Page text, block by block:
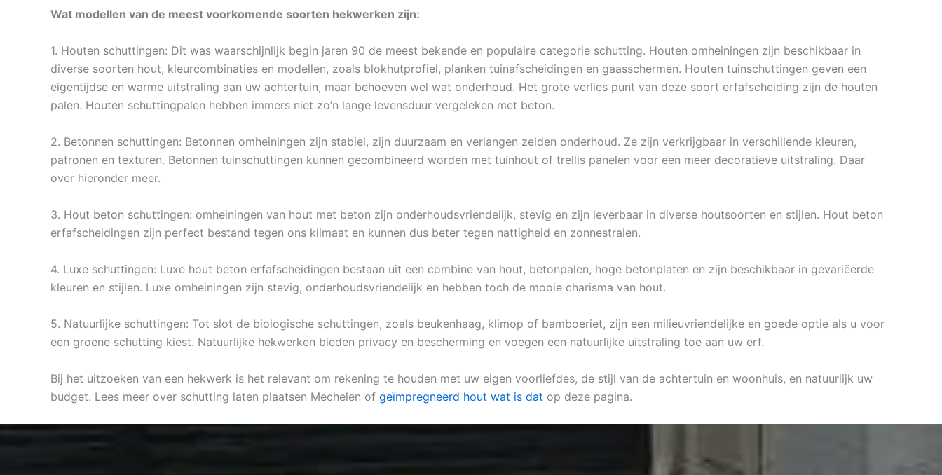
Wat modellen van de meest voorkomende soorten hekwerken zijn:
1. Houten schuttingen: Dit was waarschijnlijk begin jaren 90 de meest bekende en populaire categorie schutting. Houten omheiningen zijn beschikbaar in
diverse soorten hout, kleurcombinaties en modellen, zoals blokhutprofiel, planken tuinafscheidingen en gaasschermen. Houten tuinschuttingen geven een
eigentijdse en warme uitstraling aan uw achtertuin, maar behoeven wel wat onderhoud. Het grote verlies punt van deze soort erfafscheiding zijn de houten
palen. Houten schuttingpalen hebben immers niet zo’n lange levensduur vergeleken met beton.
2. Betonnen schuttingen: Betonnen omheiningen zijn stabiel, zijn duurzaam en verlangen zelden onderhoud. Ze zijn verkrijgbaar in verschillende kleuren,
patronen en texturen. Betonnen tuinschuttingen kunnen gecombineerd worden met tuinhout of trellis panelen voor een meer decoratieve uitstraling. Daar
over hieronder meer.
3. Hout beton schuttingen: omheiningen van hout met beton zijn onderhoudsvriendelijk, stevig en zijn leverbaar in diverse houtsoorten en stijlen. Hout beton
erfafscheidingen zijn perfect bestand tegen ons klimaat en kunnen dus beter tegen nattigheid en zonnestralen.
4. Luxe schuttingen: Luxe hout beton erfafscheidingen bestaan uit een combine van hout, betonpalen, hoge betonplaten en zijn beschikbaar in gevariëerde
kleuren en stijlen. Luxe omheiningen zijn stevig, onderhoudsvriendelijk en hebben toch de mooie charisma van hout.
5. Natuurlijke schuttingen: Tot slot de biologische schuttingen, zoals beukenhaag, klimop of bamboeriet, zijn een milieuvriendelijke en goede optie als u voor
een groene schutting kiest. Natuurlijke hekwerken bieden privacy en bescherming en voegen een natuurlijke uitstraling toe aan uw erf.
Bij het uitzoeken van een hekwerk is het relevant om rekening te houden met uw eigen voorliefdes, de stijl van de achtertuin en woonhuis, en natuurlijk uw
budget. Lees meer over schutting laten plaatsen Mechelen of geïmpregneerd hout wat is dat op deze pagina.